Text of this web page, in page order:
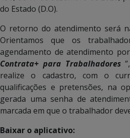
do Estado (D.O).
O retorno do atendimento será
Orientamos que os
agendamento de atendimento
Contrata+ para Trabalhadores
realize o cadastro, com o
qualificações e pretensões, na
gerada uma senha de
marcada em que o trabalhador
Baixar o aplicativo: